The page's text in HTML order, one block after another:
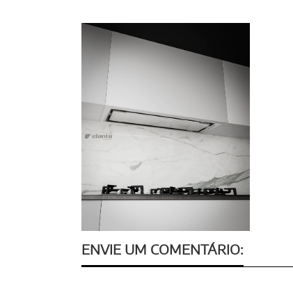
ENVIE UM COMENTÁRIO: